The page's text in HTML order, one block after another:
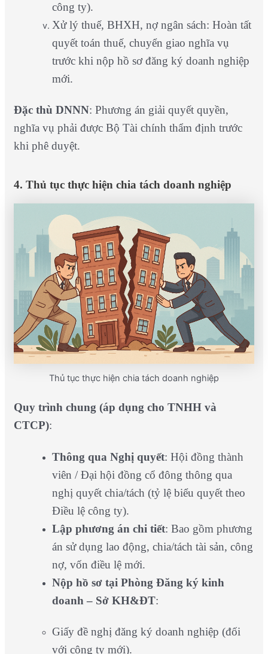
công ty).
Xử lý thuế, BHXH, nợ ngân sách: Hoàn tất
quyết toán thuế, chuyển giao nghĩa vụ
trước khi nộp hồ sơ đăng ký doanh nghiệp
mới.
Đặc thù DNNN: Phương án giải quyết quyền,
nghĩa vụ phải được Bộ Tài chính thẩm định trước
khi phê duyệt.
4. Thủ tục thực hiện chia tách doanh nghiệp
Thủ tục thực hiện chia tách doanh nghiệp
Quy trình chung (áp dụng cho TNHH và
CTCP):
Thông qua Nghị quyết: Hội đồng thành
viên / Đại hội đồng cổ đông thông qua
nghị quyết chia/tách (tỷ lệ biểu quyết theo
Điều lệ công ty).
Lập phương án chi tiết: Bao gồm phương
án sử dụng lao động, chia/tách tài sản, công
nợ, vốn điều lệ mới.
Nộp hồ sơ tại Phòng Đăng ký kinh
doanh – Sở KH&ĐT:
Giấy đề nghị đăng ký doanh nghiệp (đối
với công ty mới).